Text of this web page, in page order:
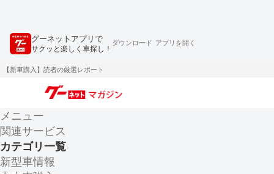
グーネットアプリで
サクッと楽しく車探し！
ダウンロード アプリを開く
【新車購入】読者の厳選レポート
メニュー
関連サービス
カテゴリ一覧
新型車情報